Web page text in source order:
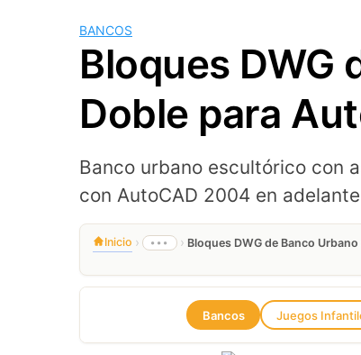
BANCOS
Bloques DWG
Doble para
Banco urbano escultórico con
con AutoCAD 2004 en
Inicio › ••• › Bloques DWG de Banco
Bancos Juegos